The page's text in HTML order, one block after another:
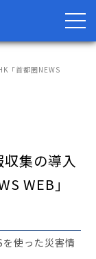
「首都圏NEWS
集の導入
WEB」
使った災害情